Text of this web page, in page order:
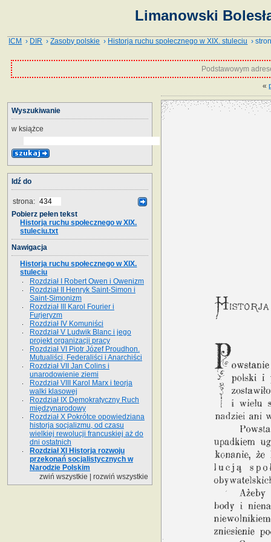
Limanowski
ICM › DIR ›Zasoby polskie › Historja ruchu społecznego w XIX. stuleciu ›
Podstawowym
«
Wyszukiwanie
w książce
Idź do
strona:
Pobierz pełen tekst
Historja ruchu społecznego w XIX.
stuleciu.txt
Nawigacja
Historja ruchu społecznego w XIX.
stuleciu
Rozdział I Robert Owen i Owenizm
Rozdział II Henryk Saint-Simon i
Saint-Simonizm
Rozdział III Karol Fourier i
Furjeryzm
Rozdział IV Komuniści
Rozdział V Ludwik Blanc i jego
projekt organizacji pracy
Rozdział VI Piotr Józef Proudhon.
Mutualiści, Federaliści i Anarchiści
Rozdział VII Jan Colins i
unarodowienie ziemi
Rozdział VIII Karol Marx i teorja
walki klasowej
Rozdział IX Demokratyczny Ruch
międzynarodowy
Rozdział X Pokrótce opowiedziana
historja socjalizmu, od czasu
wielkiej rewolucji francuskiej aż do
dni ostatnich
Rozdział XI Historja rozwoju
przekonań socjalistycznych w
Narodzie Polskim
zwiń wszystkie
rozwiń wszystkie